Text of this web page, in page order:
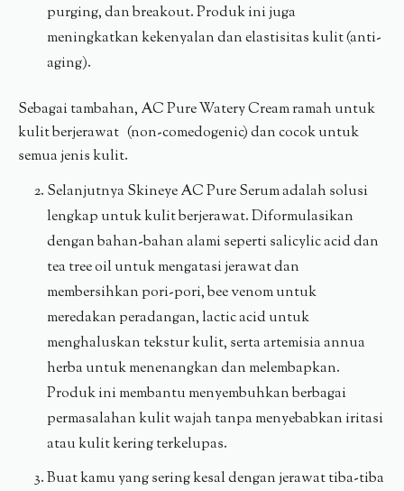
purging, dan breakout. Produk ini juga
meningkatkan kekenyalan dan elastisitas kulit (anti-
aging).
Sebagai tambahan, AC Pure Watery Cream ramah untuk
kulit berjerawat (non-comedogenic) dan cocok untuk
semua jenis kulit.
Selanjutnya Skineye AC Pure Serum adalah solusi
lengkap untuk kulit berjerawat. Diformulasikan
dengan bahan-bahan alami seperti salicylic acid dan
tea tree oil untuk mengatasi jerawat dan
membersihkan pori-pori, bee venom untuk
meredakan peradangan, lactic acid untuk
menghaluskan tekstur kulit, serta artemisia annua
herba untuk menenangkan dan melembapkan.
Produk ini membantu menyembuhkan berbagai
permasalahan kulit wajah tanpa menyebabkan iritasi
atau kulit kering terkelupas.
Buat kamu yang sering kesal dengan jerawat tiba-tiba